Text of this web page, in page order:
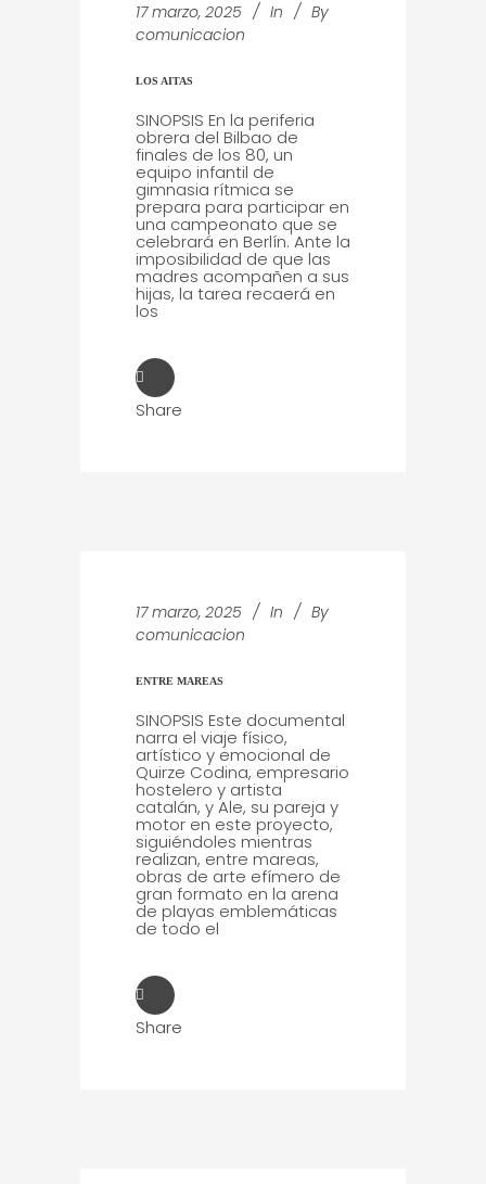
17 marzo, 2025 In
By
comunicacion
LOS AITAS
SINOPSIS En la periferia
obrera del Bilbao de
finales de los 80, un
equipo infantil de
gimnasia rítmica se
prepara para participar en
una campeonato que se
celebrará en Berlín. Ante la
imposibilidad de que las
madres acompañen a sus
hijas, la tarea recaerá en
los
Share
17 marzo, 2025 In
By
comunicacion
ENTRE MAREAS
SINOPSIS Este documental
narra el viaje físico,
artístico y emocional de
Quirze Codina, empresario
hostelero y artista
catalán, y Ale, su pareja y
motor en este proyecto,
siguiéndoles mientras
realizan, entre mareas,
obras de arte efímero de
gran formato en la arena
de playas emblemáticas
de todo el
Share